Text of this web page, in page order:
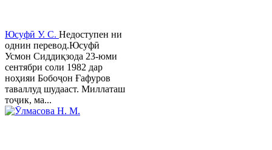
Юсуфӣ У. C. Недоступен ни
однин перевод.Юсуфӣ
Усмон Сиддиқзода 23-юми
сентябри соли 1982 дар
ноҳияи Бобоҷон Ғафуров
таваллуд шудааст. Миллаташ
тоҷик, ма...